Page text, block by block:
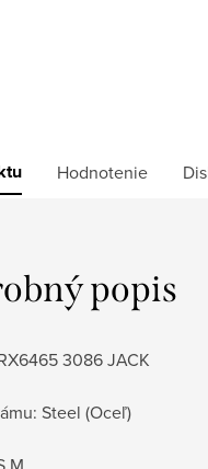
Hodnotenie
popis
3086 JACK
Steel (Oceľ)